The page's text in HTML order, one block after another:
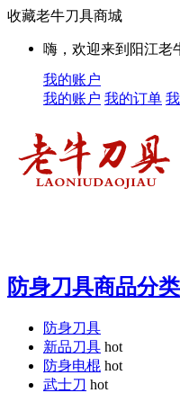
收藏老牛刀具商城
嗨，欢迎来到阳江老
我的账户
我的账户 我的订单
防身刀具商品分类
防身刀具
新品刀具 hot
防身电棍 hot
武士刀 hot